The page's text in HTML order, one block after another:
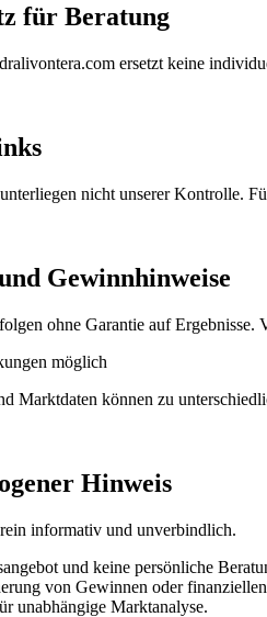
für Beratung
ersetzt keine
nicht unserer Kontrolle.
Gewinnhinweise
ohne Garantie auf Ergebnisse.
möglich
Marktdaten können zu
Hinweis
informativ und unverbindlich.
und keine persönliche
von Gewinnen oder
unabhängige Marktanalyse.